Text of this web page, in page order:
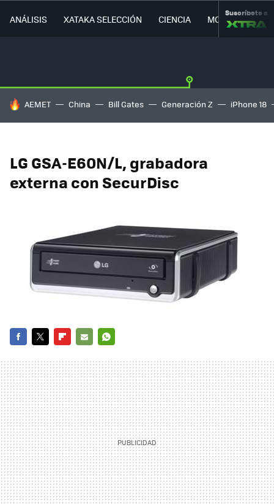
ANÁLISIS XATAKA SELECCIÓN CIENCIA MOVILIDAD
Suscríbete a
HOY SE HABLA DE
AEMET China Bill Gates Generación Z iPhone 18
LG GSA-E60N/L, grabadora
externa con SecurDisc
MAIL